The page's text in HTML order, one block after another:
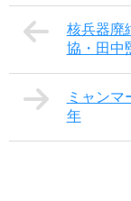
核兵器廃
協・田中
ミャン
年